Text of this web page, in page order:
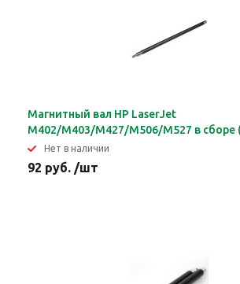
Магнитный вал HP LaserJet
M402/M403/M427/M506/M527 в сборе
Нет в наличии
92 руб. /шт